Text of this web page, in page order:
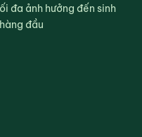
đa ảnh hưởng đến sinh
đầu